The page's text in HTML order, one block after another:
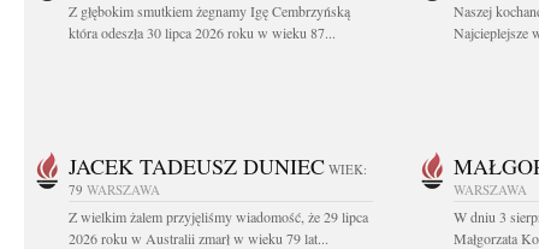
Z głębokim smutkiem żegnamy Igę Cembrzyńską
która odeszła 30 lipca 2026 roku w wieku 87...
Naszej
Najcieplejsze
JACEK TADEUSZ DUNIEC WIEK:
79 WARSZAWA
Z wielkim żalem przyjęliśmy wiadomość, że 29 lipca
2026 roku w Australii zmarł w wieku 79 lat...
WARSZAWA
W dniu 3
Małgorzata